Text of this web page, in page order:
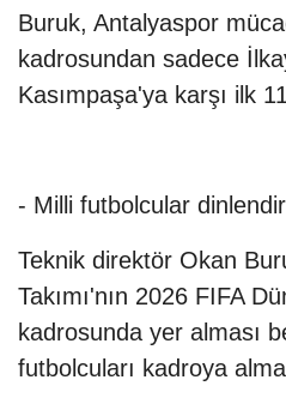
Buruk, Antalyaspor
kadrosundan sadece
Kasımpaşa'ya karşı ilk
- Milli futbolcular
Teknik direktör Okan
Takımı'nın 2026 FIFA
kadrosunda yer alması
futbolcuları kadroya